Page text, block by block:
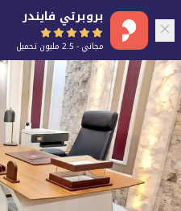
بروبرتي فايندر
مجاني - 2.5 مليون تحميل